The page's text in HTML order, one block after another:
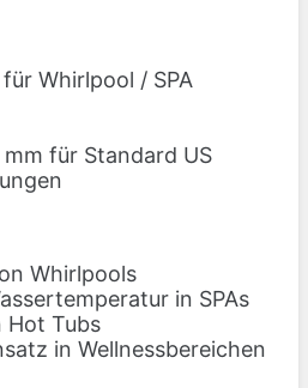
Whirlpool / SPA
für Standard US
Whirlpools
in SPAs
Hot Tubs
in Wellnessbereichen